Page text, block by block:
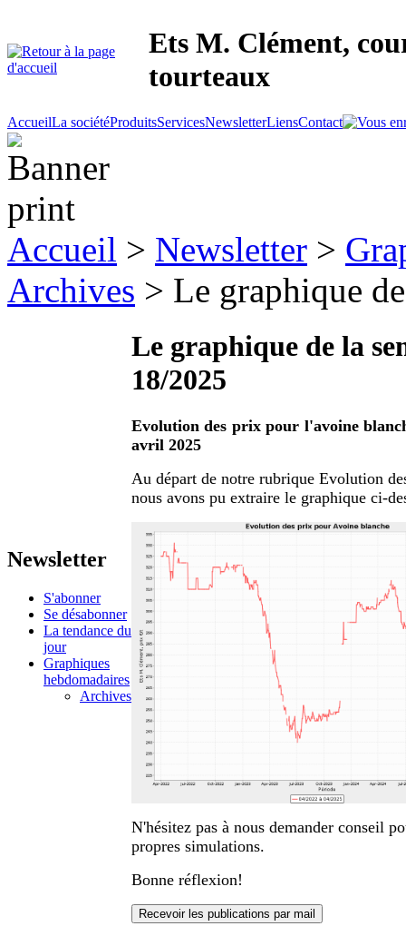
Ets M. Clément,
tourteaux
AccueilLa sociétéProduitsServicesNewsletterLiensContact
Accueil > Newsletter >
Archives > Le graphique
Newsletter
S'abonner
Se désabonner
La tendance du
jour
Graphiques
hebdomadaires
Archives
Le graphique de la
18/2025
Evolution des prix pour l'avoine
avril 2025
Au départ de notre rubrique Evolution
nous avons pu extraire le graphique ci-
N'hésitez pas à nous demander conseil
propres simulations.
Bonne réflexion!